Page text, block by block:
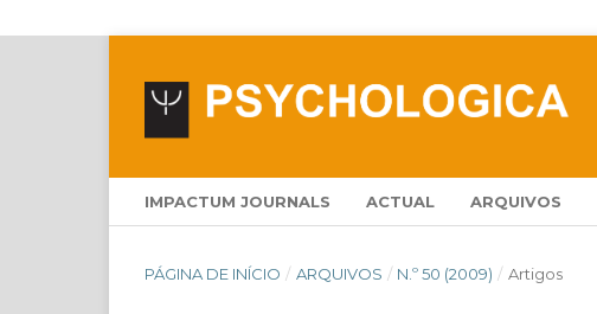
IMPACTUM JOURNALS ACTUAL ARQUIVOS
PÁGINA DE INÍCIO / ARQUIVOS / N.º 50 (2009) / Artigos